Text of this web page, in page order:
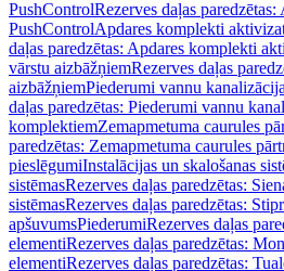
PushControlRezerves daļas
PushControlApdares komplekti
daļas paredzētas: Apdares komplekti
vārstu aizbāžņiemRezerves daļas
aizbāžņiemPiederumi vannu
daļas paredzētas: Piederumi vannu
komplektiemZemapmetuma caurules
paredzētas: Zemapmetuma caurules
pieslēgumiInstalācijas un skalošanas
sistēmasRezerves daļas paredzētas:
sistēmasRezerves daļas paredzētas:
apšuvumsPiederumiRezerves daļas
elementiRezerves daļas paredzētas:
elementiRezerves daļas paredzētas: